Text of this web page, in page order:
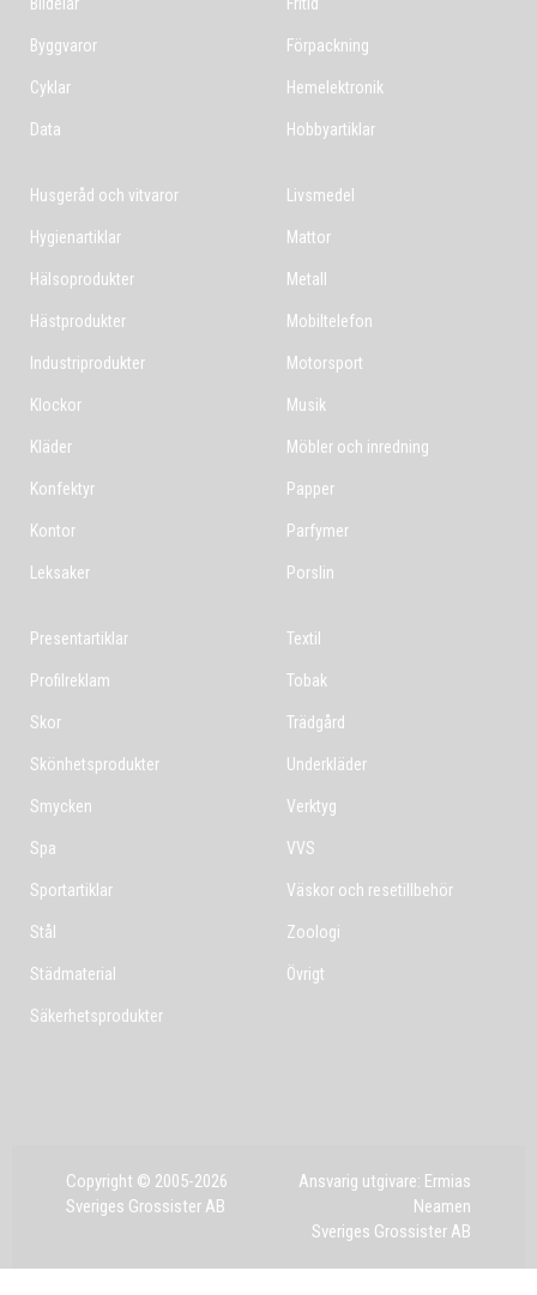
Byggvaror
Cyklar
Data
Förpackning
Hemelektronik
Hobbyartiklar
Husgeråd och vitvaror
Hygienartiklar
Hälsoprodukter
Hästprodukter
Industriprodukter
Klockor
Kläder
Konfektyr
Kontor
Leksaker
Livsmedel
Mattor
Metall
Mobiltelefon
Motorsport
Musik
Möbler och inredning
Papper
Parfymer
Porslin
Presentartiklar
Profilreklam
Skor
Skönhetsprodukter
Smycken
Spa
Sportartiklar
Stål
Städmaterial
Säkerhetsprodukter
Textil
Tobak
Trädgård
Underkläder
Verktyg
VVS
Väskor och resetillbehör
Zoologi
Övrigt
Copyright © 2005-2026
Sveriges Grossister AB
Ansvarig utgivare: Ermias
Neamen
Sveriges Grossister AB